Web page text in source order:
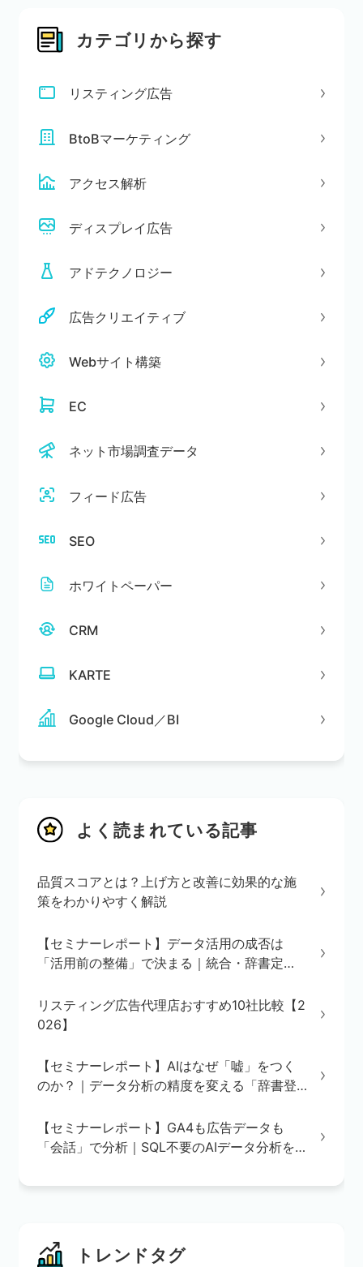
カテゴリから探す
リスティング広告
BtoBマーケティング
アクセス解析
ディスプレイ広告
アドテクノロジー
広告クリエイティブ
Webサイト構築
EC
ネット市場調査データ
フィード広告
SEO
ホワイトペーパー
CRM
KARTE
Google Cloud／BI
よく読まれている記事
品質スコアとは？上げ方と改善に効果的な施
策をわかりやすく解説
【セミナーレポート】データ活用の成否は
「活用前の整備」で決まる｜統合・辞書定
リスティング広告代理店おすすめ10社比較【2
026】
【セミナーレポート】AIはなぜ「嘘」をつく
のか？｜データ分析の精度を変える「辞書登
【セミナーレポート】GA4も広告データも
「会話」で分析｜SQL不要のAIデータ分析を
トレンドタグ